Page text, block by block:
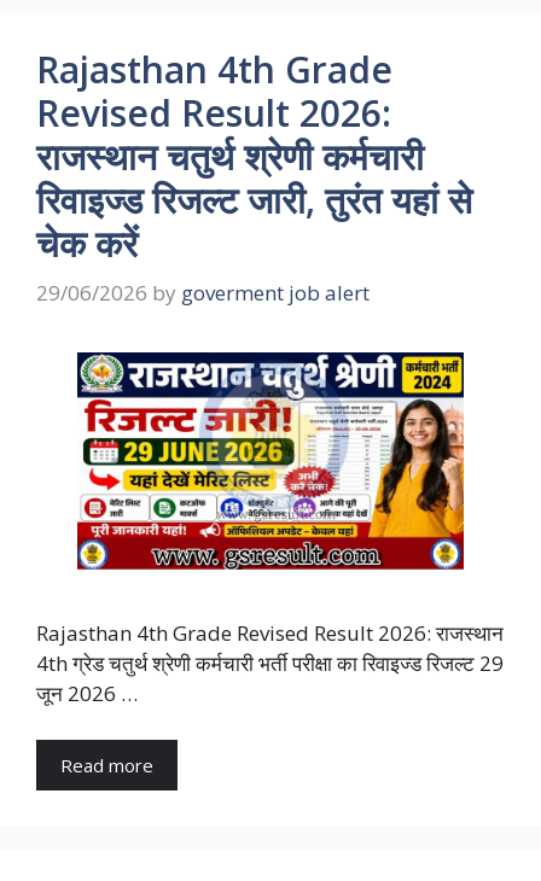
Rajasthan 4th Grade
Revised Result 2026:
राजस्थान चतुर्थ श्रेणी कर्मचारी
रिवाइज्ड रिजल्ट जारी, तुरंत यहां से
चेक करें
29/06/2026 by goverment job alert
Rajasthan 4th Grade Revised Result 2026: राजस्थान
4th ग्रेड चतुर्थ श्रेणी कर्मचारी भर्ती परीक्षा का रिवाइज्ड रिजल्ट 29
जून 2026 …
Read more